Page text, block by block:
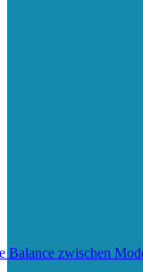
Balance zwischen